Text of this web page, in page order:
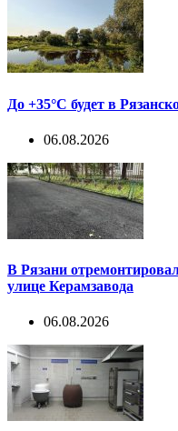
До +35°С будет в
06.08.2026
В Рязани
улице Керамзавода
06.08.2026